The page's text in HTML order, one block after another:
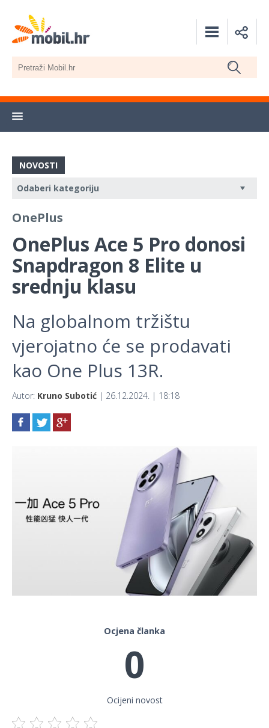
NOVOSTI
OnePlus
OnePlus Ace 5 Pro donosi
Snapdragon 8 Elite u
srednju klasu
Na globalnom tržištu
vjerojatno će se prodavati
kao One Plus 13R.
Autor: Kruno Subotić | 26.12.2024. | 18:18
Ocjena članka
0
Ocijeni novost